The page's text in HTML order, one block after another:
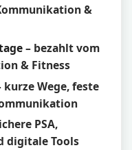
&
– bezahlt vom
& Fitness
kurze Wege, feste
PSA,
digitale Tools